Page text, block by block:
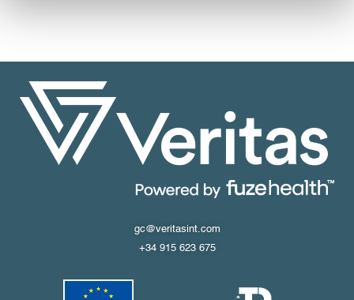
gc@veritasint.com
+34 915 623 675